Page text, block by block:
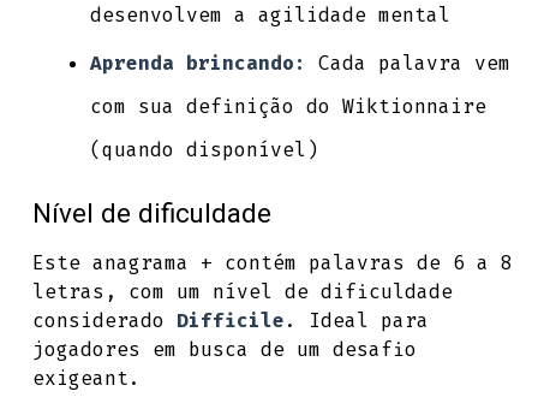
desenvolvem a agilidade mental
Aprenda brincando:
Cada palavra vem
com sua definição do Wiktionnaire
(quando disponível)
Nível de dificuldade
Este anagrama + contém palavras de 6 a 8
letras, com um nível de dificuldade
considerado Difficile. Ideal para
jogadores em busca de um desafio
exigeant.